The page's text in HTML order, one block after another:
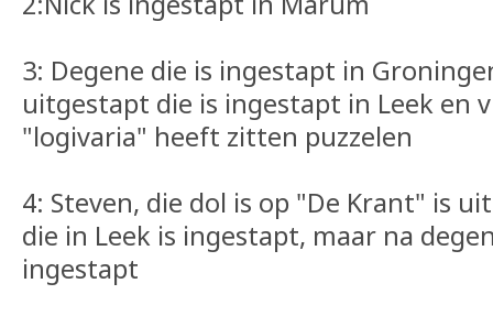
3: Degene die is ingestapt in
uitgestapt die is ingestapt in Leek en
"logivaria" heeft zitten puzzelen
4: Steven, die dol is op "De Krant" is
die in Leek is ingestapt, maar na
ingestapt